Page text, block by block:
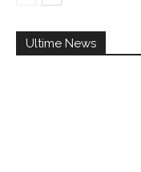
Ultime News